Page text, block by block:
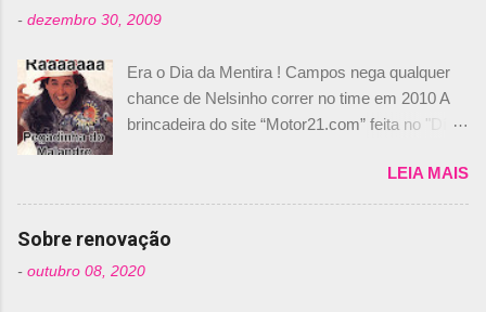
t
r
i
o
- dezembro 30, 2009
Era o Dia da Mentira ! Campos nega qualquer
chance de Nelsinho correr no time em 2010 A
brincadeira do site “Motor21.com” feita no "Día
de abril –, afirmando que Nelson Piquet havia
comprado 15% das ações da Campos, dando,
com isso, um lugar no time a Nelsinho Piquet,
foi esclarecida de uma vez por todas por
Daniele Audetto, diretor da escuderia. O
LEIA MAIS
Sobre renovação
- outubro 08, 2020